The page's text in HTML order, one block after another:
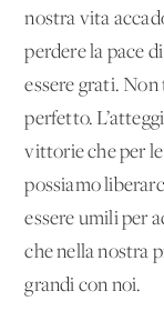
nostra vita
perdere la pace
essere grati. Non
perfetto.
vittorie che per
possiamo
essere umili per
che nella nostra
grandi con noi.